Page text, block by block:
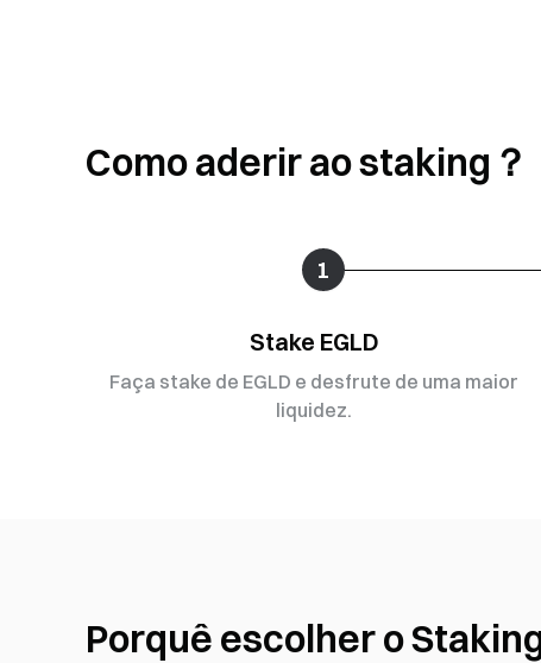
Como aderir ao staking？
1
Stake EGLD
Faça stake de EGLD e desfrute de uma maior
liquidez.
Porquê escolher o